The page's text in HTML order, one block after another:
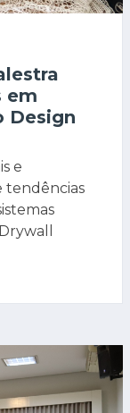
em
Design
e
tendências